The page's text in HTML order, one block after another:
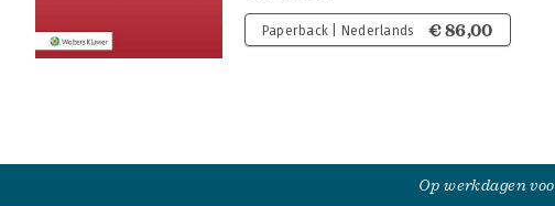
Paperback | Nederlands € 86,00
Op werkdagen